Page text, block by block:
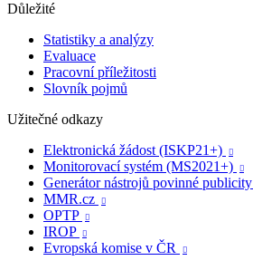
Důležité
Statistiky a analýzy
Evaluace
Pracovní příležitosti
Slovník pojmů
Užitečné odkazy
Elektronická žádost (ISKP21+)

Monitorovací systém (MS2021+) 
Generátor nástrojů povinné publicity
MMR.cz 
OPTP 
IROP 
Evropská komise v ČR 